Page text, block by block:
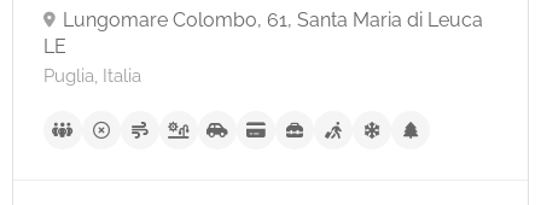
Lungomare Colombo, 61, Santa Maria di Leuca
LE
Puglia, Italia